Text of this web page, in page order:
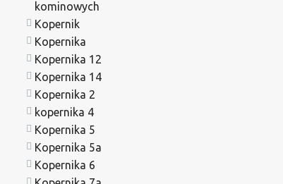
kominowych
Kopernik
Kopernika
Kopernika 12
Kopernika 14
Kopernika 2
kopernika 4
Kopernika 5
Kopernika 5a
Kopernika 6